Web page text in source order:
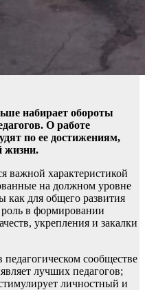
набирает обороты
О работе
по ее достижениям,
жизни.
важной характеристикой
на должном уровне
как для общего развития
в формировании
укрепления и закалки
сообществе
лучших педагогов;
личностный и